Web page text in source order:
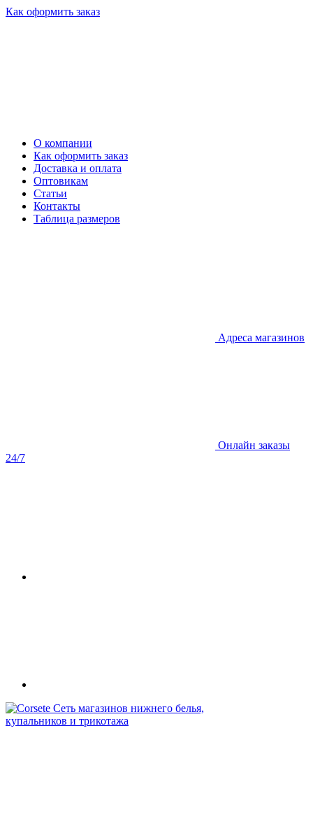
Как оформить заказ
О компании
Как оформить заказ
Доставка и оплата
Оптовикам
Статьи
Контакты
Таблица размеров
Адреса магазинов
Онлайн заказы
24/7
Сеть магазинов нижнего белья,
купальников и трикотажа